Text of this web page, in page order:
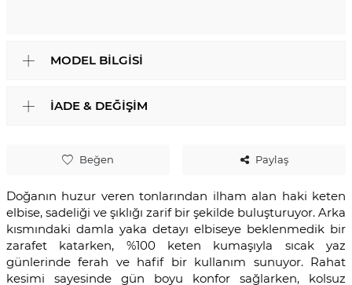
Beğen Paylaş
Doğanın huzur veren tonlarından ilham alan haki keten
elbise, sadeliği ve şıklığı zarif bir şekilde buluşturuyor. Arka
kısmındaki damla yaka detayı elbiseye beklenmedik bir
zarafet katarken, %100 keten kumaşıyla sıcak yaz
günlerinde ferah ve hafif bir kullanım sunuyor. Rahat
kesimi sayesinde gün boyu konfor sağlarken, kolsuz
MODEL BILGISI
İADE & DEĞIŞIM